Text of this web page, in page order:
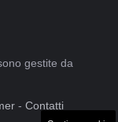
gestite da
- Contatti